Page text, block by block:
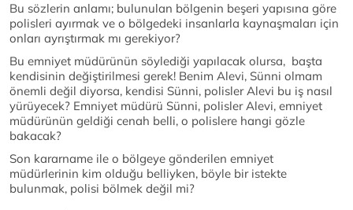
Bu sözlerin anlamı; bulunulan bölgenin beşeri yapısına göre
polisleri ayırmak ve o bölgedeki insanlarla kaynaşmaları için
onları ayrıştırmak mı gerekiyor?
Bu emniyet müdürünün söylediği yapılacak olursa, başta
kendisinin değiştirilmesi gerek! Benim Alevi, Sünni olmam
önemli değil diyorsa, kendisi Sünni, polisler Alevi bu iş nasıl
yürüyecek? Emniyet müdürü Sünni, polisler Alevi, emniyet
müdürünün geldiği cenah belli, o polislere hangi gözle
bakacak?
Son kararname ile o bölgeye gönderilen emniyet
müdürlerinin kim olduğu belliyken, böyle bir istekte
bulunmak, polisi bölmek değil mi?